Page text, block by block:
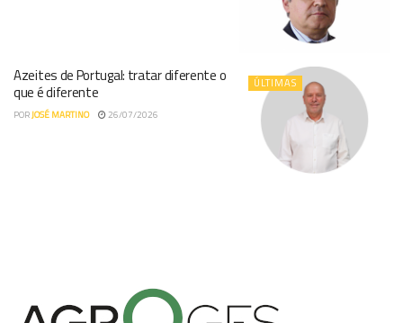
ÚLTIMAS
Azeites de Portugal: tratar diferente o
que é diferente
PORJOSÉ MARTINO 26/07/2026